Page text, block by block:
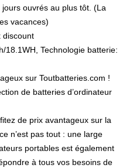
ouvrés au plus tôt. (La
vacances)
discount
18.1WH, Technologie batterie:
sur Toutbatteries.com !
de batteries d’ordinateur
de prix avantageux sur la
n’est pas tout : une large
portables est également
à tous vos besoins de